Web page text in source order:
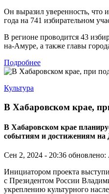
Он выразил уверенность, что
года на 741 избирательном
В регионе проводится 43
на-Амуре, а также главы
Подробнее
Культура
В Хабаровском крае,
В Хабаровском крае
событиям и достижениям на
Сен 2, 2024 - 20:36 обновлено:
Инициатором проекта
с Президентом России
укреплению культурного